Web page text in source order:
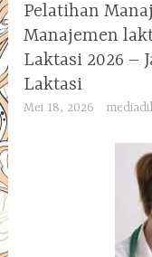
Pelatihan
Manajemen
Laktasi 2026 –
Laktasi
Mei 18, 2026